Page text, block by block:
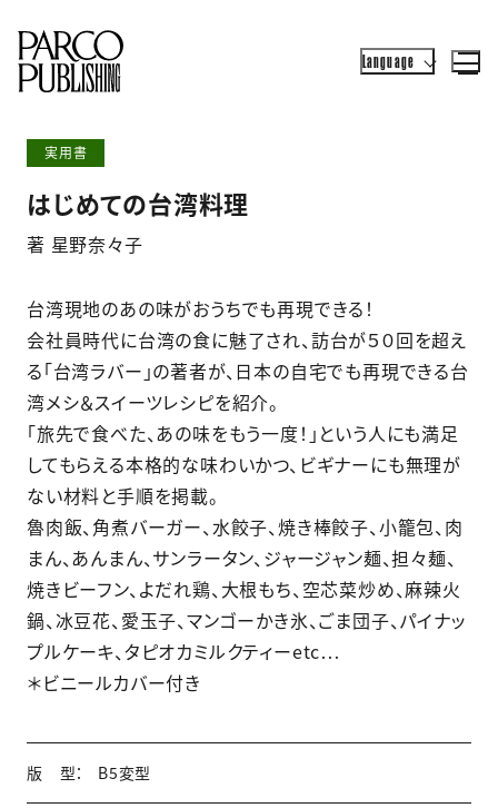
Language
実用書
はじめての台湾料理
著 星野奈々子
台湾現地のあの味がおうちでも再現できる！
会社員時代に台湾の食に魅了され、訪台が５０回を超え
る「台湾ラバー」の著者が、日本の自宅でも再現できる台
湾メシ＆スイーツレシピを紹介。
「旅先で食べた、あの味をもう一度！」という人にも満足
してもらえる本格的な味わいかつ、ビギナーにも無理が
ない材料と手順を掲載。
魯肉飯、角煮バーガー、水餃子、焼き棒餃子、小籠包、肉
まん、あんまん、サンラータン、ジャージャン麺、担々麺、
焼きビーフン、よだれ鶏、大根もち、空芯菜炒め、麻辣火
鍋、冰豆花、愛玉子、マンゴーかき氷、ごま団子、パイナッ
プルケーキ、タピオカミルクティーetc…
＊ビニールカバー付き
版 型： B5変型